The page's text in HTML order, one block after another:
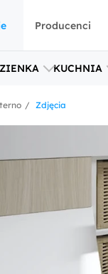
KUCHNIA
Producenci
Zdjęcia